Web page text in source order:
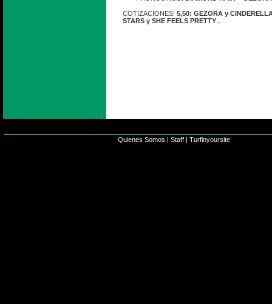
COTIZACIONES: 5,50: GEZORA y
STARS y SHE FEELS PRETTY .
Quienes Somos | Staff | Turfinyoursite